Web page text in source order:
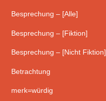
Besprechung – [Alle]
Besprechung – [Fiktion]
Besprechung – [Nicht Fiktion]
Betrachtung
merk=würdig